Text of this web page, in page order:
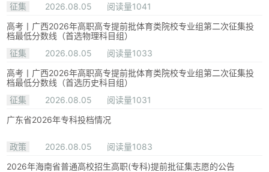
征集
2026.08.05
阅读量1041
高考丨广西2026年高职高专提前批体育类院校专业组第二次征集投
档最低分数线（首选物理科目组）
征集
2026.08.05
阅读量1033
高考丨广西2026年高职高专提前批体育类院校专业组第二次征集投
档最低分数线（首选历史科目组）
征集
2026.08.05
阅读量1031
广东省2026年专科投档情况
政策 2026.08.05
阅读量1083
2026年海南省普通高校招生高职(专科)提前批征集志愿的公告